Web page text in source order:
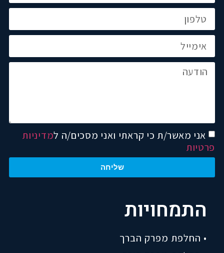
אני מאשר/ת כי קראתי ואני מסכים/ה למדיניות
פרטיות
שליחה
התמחויות
• החלפת מפרק הברך